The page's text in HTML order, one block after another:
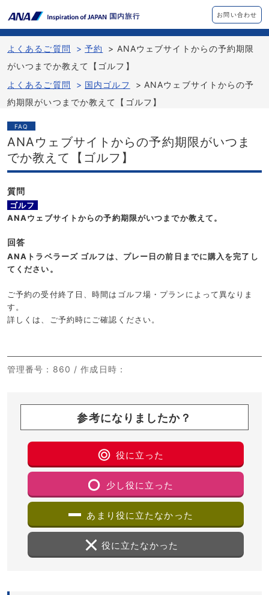
お問い合わせ
よくあるご質問 > 予約 > ANAウェブサイトからの予約期限
がいつまでか教えて【ゴルフ】
よくあるご質問
> 国内ゴルフ > ANAウェブサイトからの予
約期限がいつまでか教えて【ゴルフ】
FAQ
ANAウェブサイトからの予約期限がいつま
でか教えて【ゴルフ】
質問
ゴルフ
ANAウェブサイトからの予約期限がいつまでか教えて。
回答
ANAトラベラーズ ゴルフは、プレー日の前日までに購入を完了し
てください。
ご予約の受付終了日、時間はゴルフ場・プランによって異なりま
す。
詳しくは、ご予約時にご確認ください。
管理番号 ：860 /作成日時 ：
参考になりましたか？
役に立った
少し役に立った
あまり役に立たなかった
役に立たなかった